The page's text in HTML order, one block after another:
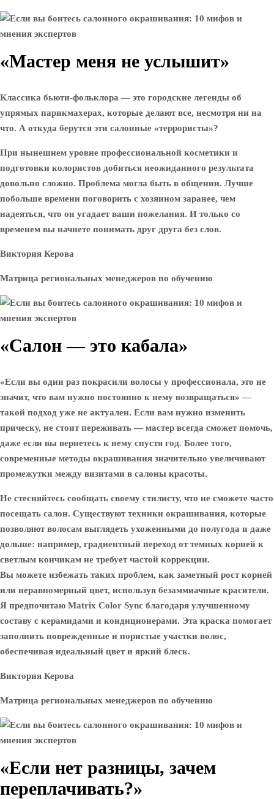
«Мастер меня не услышит»
Классика бьюти-фольклора — это городские легенды об
упрямых парикмахерах, которые делают все, несмотря ни на
что. А откуда берутся эти салонные «террористы»?
При нынешнем уровне профессиональной косметики и
подготовки колористов добиться неожиданного результата
довольно сложно. Проблема могла быть в общении. Лучше
побольше времени поговорить с хозяином заранее, чем
надеяться, что он угадает ваши пожелания. И только со
временем вы начнете понимать друг друга без слов.
Виктория Керова
Матрица региональных менеджеров по обучению
«Салон — это кабала»
«Если вы один раз покрасили волосы у профессионала, это не
значит, что вам нужно постоянно к нему возвращаться» —
такой подход уже не актуален. Если вам нужно изменить
прическу, не стоит переживать — мастер всегда сможет помочь,
даже если вы вернетесь к нему спустя год. Более того,
современные методы окрашивания значительно увеличивают
промежутки между визитами в салоны красоты.
Не стесняйтесь сообщать своему стилисту, что не сможете часто
посещать салон. Существуют техники окрашивания, которые
позволяют волосам выглядеть ухоженными до полугода и даже
дольше: например, градиентный переход от темных корней к
светлым кончикам не требует частой коррекции.
Вы можете избежать таких проблем, как заметный рост корней
или неравномерный цвет, используя безаммиачные красители.
Я предпочитаю Matrix Color Sync благодаря улучшенному
составу с керамидами и кондиционерами. Эта краска помогает
заполнить поврежденные и пористые участки волос,
обеспечивая идеальный цвет и яркий блеск.
Виктория Керова
Матрица региональных менеджеров по обучению
«Если нет разницы, зачем
переплачивать?»